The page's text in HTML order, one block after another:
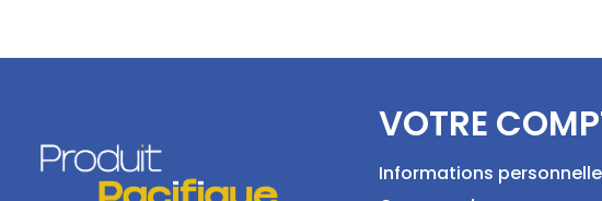
VOTRE
Informations